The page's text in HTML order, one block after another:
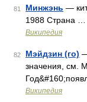
81 Минжэнь —
1988 Страна …
Википедия
82 Мэйдзин (го)
значения, см.
Википедия